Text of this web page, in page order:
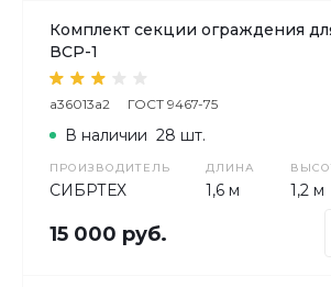
Комплект секции ограждения
ВСР-1
a36013a2 ГОСТ 9467-75
ПРОИЗВОДИТЕЛЬ
СИБРТЕХ
ДЛИНА
1,6 м 1,2 м
В наличии 28 шт.
15 000 руб.